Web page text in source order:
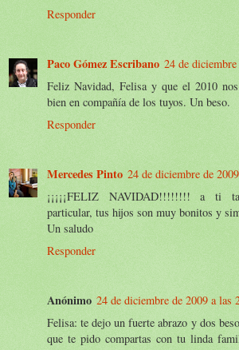
Responder
Paco Gómez Escribano 24 de
Feliz Navidad, Felisa y que el 2010
bien en compañía de los tuyos. Un beso.
Responder
Mercedes Pinto 24 de diciembre de
¡¡¡¡¡FELIZ NAVIDAD!!!!!!!! a ti
particular, tus hijos son muy bonitos y
Un saludo
Responder
Anónimo 24 de diciembre de 2009 a las
Felisa: te dejo un fuerte abrazo y dos
que te pido compartas con tu linda